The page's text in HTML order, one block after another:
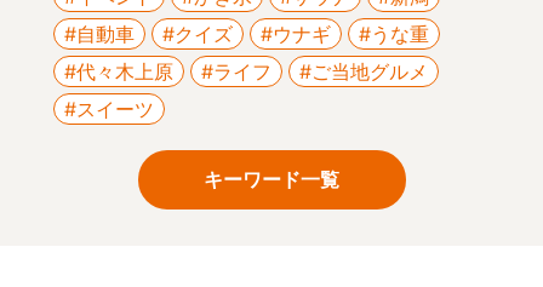
#自動車
#クイズ #ウナギ
#うな重
#代々木上原
#ライフ
#ご当地グルメ
#スイーツ
キーワード一覧